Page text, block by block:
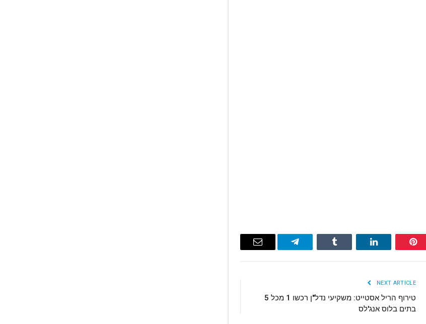
Pinterest
LinkedIn
Tumblr
Telegram
Email
NEXT ARTICLE
טירוף הריל אסטייט: משקיעי נדל"ן רכשו 1 מכל 5
בתים בלוס אנג'לס